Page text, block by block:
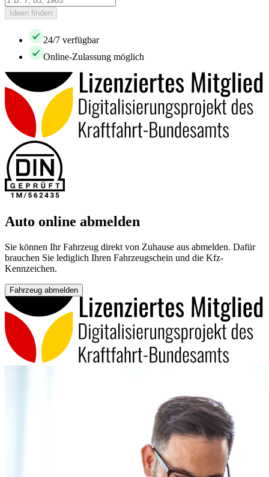
Ideen finden
24/7 verfügbar
Online-Zulassung möglich
Auto online abmelden
Sie können Ihr Fahrzeug direkt von Zuhause aus abmelden. Dafür
brauchen Sie lediglich Ihren Fahrzeugschein und die Kfz-
Kennzeichen.
Fahrzeug abmelden